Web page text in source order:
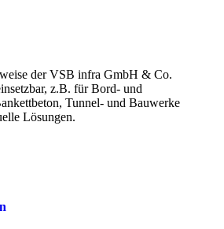
der VSB infra GmbH & Co.
z.B. für Bord- und
Tunnel- und Bauwerke
Lösungen.